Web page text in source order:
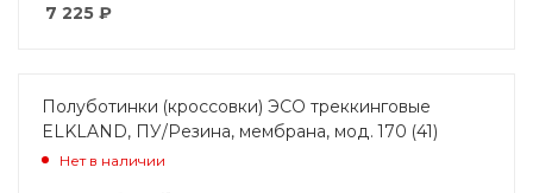
7 225 ₽
Полуботинки (кроссовки) ЭСО треккинговые
ELKLAND, ПУ/Резина, мембрана, мод. 170 (41)
Нет в наличии